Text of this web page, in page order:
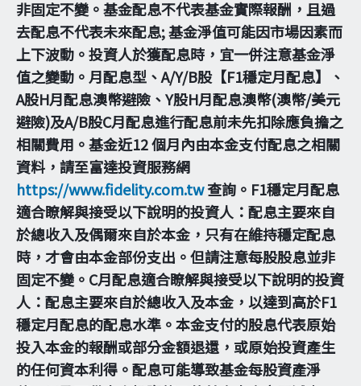
非固定不變。基金配息不代表基金實際報酬，且過
去配息不代表未來配息; 基金淨值可能因市場因素而
上下波動。投資人於獲配息時，宜一併注意基金淨
值之變動。月配息型、A/Y/B股【F1穩定月配息】、
A股H月配息澳幣避險、Y股H月配息澳幣(澳幣/美元
避險)及A/B股C月配息進行配息前未先扣除應負擔之
相關費用。基金近12 個月內由本金支付配息之相關
資料，請至富達投資服務網
https://www.fidelity.com.tw查詢。F1穩定月配息
適合瞭解與接受以下說明的投資人：配息主要來自
於總收入及偶爾來自於本金，只有在維持穩定配息
時，才會由本金部份支出。但請注意每股股息並非
固定不變。C月配息適合瞭解與接受以下說明的投資
人：配息主要來自於總收入及本金，以達到高於F1
穩定月配息的配息水準。本金支付的股息代表原始
投入本金的報酬或部分金額退還，或原始投資產生
的任何資本利得。配息可能導致基金每股資產淨